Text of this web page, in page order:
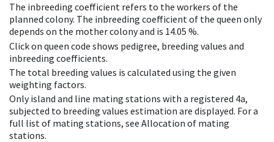
The inbreeding coefficient refers to the workers of the
planned colony. The inbreeding coefficient of the queen only
depends on the mother colony and is 14.05 %.
Click on queen code shows pedigree, breeding values and
inbreeding coefficients.
The total breeding values is calculated using the given
weighting factors.
Only island and line mating stations with a registered 4a,
subjected to breeding values estimation are displayed. For a
full list of mating stations, see Allocation of mating
stations.